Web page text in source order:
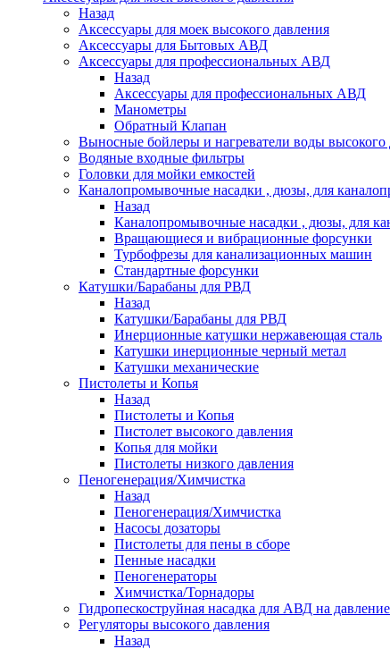
Назад
Аксессуары для моек высокого давления
Аксессуары для Бытовых АВД
Аксессуары для профессиональных АВД
Назад
Аксессуары для профессиональных АВД
Манометры
Обратный Клапан
Выносные бойлеры и нагреватели воды высокого
Водяные входные фильтры
Головки для мойки емкостей
Каналопромывочные насадки , дюзы, для
Назад
Каналопромывочные насадки , дюзы, для
Вращающиеся и вибрационные форсунки
Турбофрезы для канализационных машин
Стандартные форсунки
Катушки/Барабаны для РВД
Назад
Катушки/Барабаны для РВД
Инерционные катушки нержавеющая сталь
Катушки инерционные черный метал
Катушки механические
Пистолеты и Копья
Назад
Пистолеты и Копья
Пистолет высокого давления
Копья для мойки
Пистолеты низкого давления
Пеногенерация/Химчистка
Назад
Пеногенерация/Химчистка
Насосы дозаторы
Пистолеты для пены в сборе
Пенные насадки
Пеногенераторы
Химчистка/Торнадоры
Гидропескоструйная насадка для АВД на
Регуляторы высокого давления
Назад